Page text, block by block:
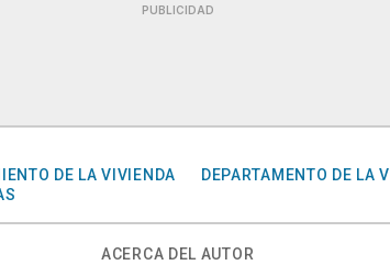
PUBLICIDAD
DE LA VIVIENDA
DEPARTAMENTO DE LA
ACERCA DEL AUTOR